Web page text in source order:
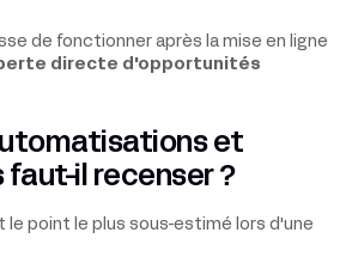
de fonctionner après la mise en ligne
directe d'opportunités
et
faut-il recenser ?
point le plus sous-estimé lors d'une